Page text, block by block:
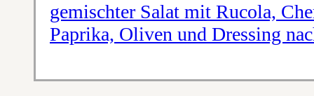
gemischter Salat mit Rucola,
Paprika, Oliven und Dressing